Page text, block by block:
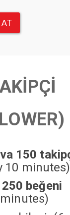
AT
150
10 minutes)
beğeni